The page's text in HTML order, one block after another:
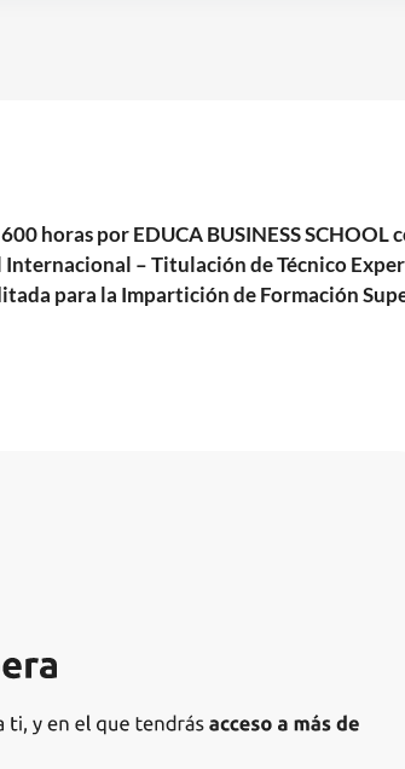
por EDUCA BUSINESS SCHOOL
– Titulación de Técnico
para la Impartición de Formación